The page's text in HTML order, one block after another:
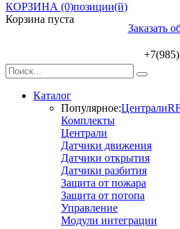
КОРЗИНА (0)позиции(й)
Корзина пуста
Заказать
Каталог
Популярное:Централи
Комплекты
Централи
Датчики движения
Датчики открытия
Датчики разбития
Защита от пожара
Защита от потопа
Управление
Модули интеграции